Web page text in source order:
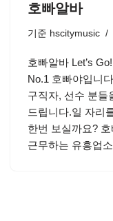
호빠알바
기준 hscitymusic
호빠알바 Let’s
No.1 호빠야입니
구직자, 선수 분들
드립니다.일 자리
한번 보실까요?
근무하는 유흥업